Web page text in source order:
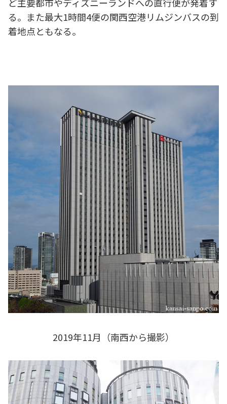
ど主要都市やディズニーランドへの直行便が発着す
る。また最大1時間4便の関西空港リムジンバスの到
着地点ともなる。
2019年11月（南西から撮影）